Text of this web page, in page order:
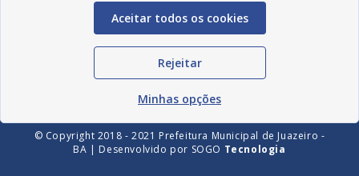
© Copyright 2018 - 2021 Prefeitura Municipal de Juazeiro -
BA | Desenvolvido por SOGO Tecnologia
Aceitar todos os cookies
Rejeitar
Minhas opções